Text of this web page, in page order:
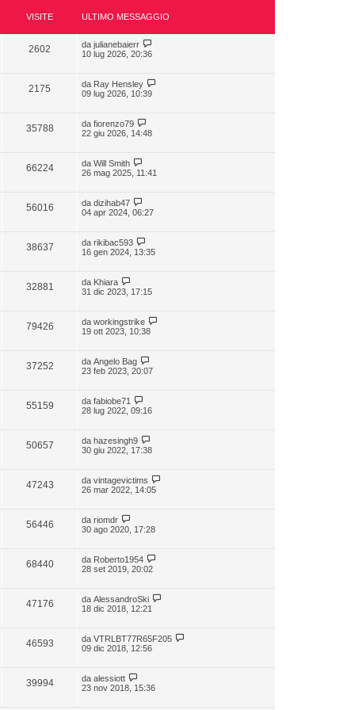
VISITE ULTIMO MESSAGGIO
2602 da julianebaierr
10 lug 2026, 20:36
2175 da Ray Hensley
09 lug 2026, 10:39
35788 da fiorenzo79
22 giu 2026, 14:48
66224 da Will Smith
26 mag 2025, 11:41
56016 da dizihab47
04 apr 2024, 06:27
38637 da rikibac593
16 gen 2024, 13:35
32881 da Khiara
31 dic 2023, 17:15
79426 da workingstrike
19 ott 2023, 10:38
37252 da Angelo Bag
23 feb 2023, 20:07
55159 da fabiobe71
28 lug 2022, 09:16
50657 da hazesingh9
30 giu 2022, 17:38
47243 da vintagevictims
26 mar 2022, 14:05
56446 da riomdr
30 ago 2020, 17:28
68440 da Roberto1954
28 set 2019, 20:02
47176 da AlessandroSki
18 dic 2018, 12:21
46593 da VTRLBT77R65F205
09 dic 2018, 12:56
39994 da alessiott
23 nov 2018, 15:36